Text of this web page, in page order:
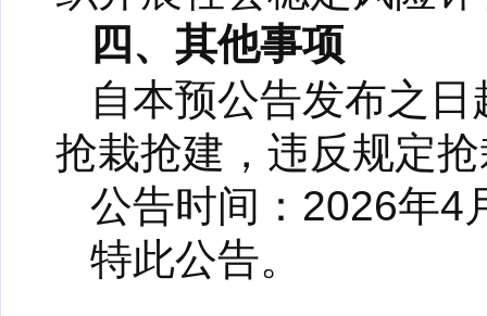
四、其他事项
自本预公告发布之
抢栽抢建，违反规定
公告时间：2026年4
特此公告。